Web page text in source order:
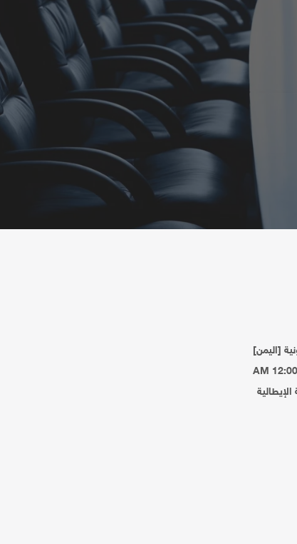
[اليمن]